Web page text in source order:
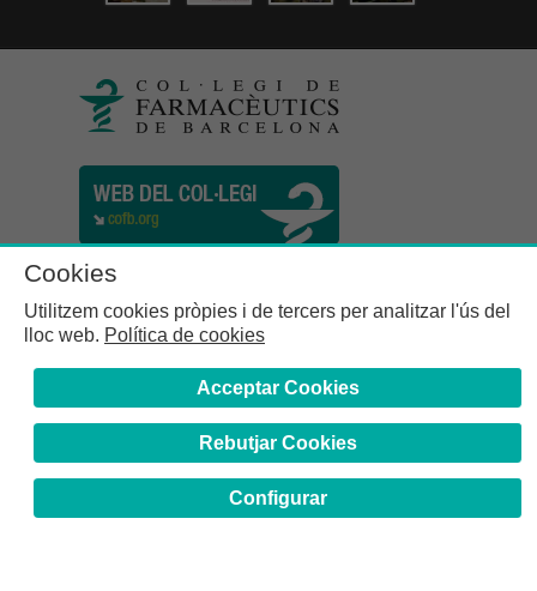
Col·legi de Farmacèutics de la Província de Barcelona | C.
Girona, n° 64-66 - 08009 Barcelona | Tel. (34) 932 44 07 10
Cookies
Utilitzem cookies pròpies i de tercers per analitzar l'ús del
lloc web. Política de cookies
Acceptar Cookies
Rebutjar Cookies
Configurar